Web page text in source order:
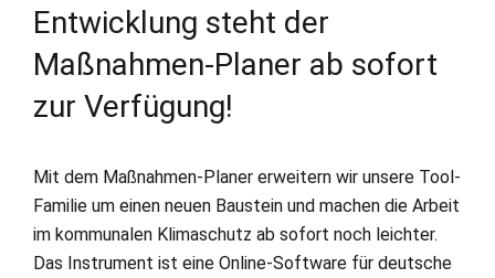
Entwicklung steht der
Maßnahmen-Planer ab sofort
zur Verfügung!
Mit dem Maßnahmen-Planer erweitern wir unsere Tool-
Familie um einen neuen Baustein und machen die Arbeit
im kommunalen Klimaschutz ab sofort noch leichter.
Das Instrument ist eine Online-Software für deutsche